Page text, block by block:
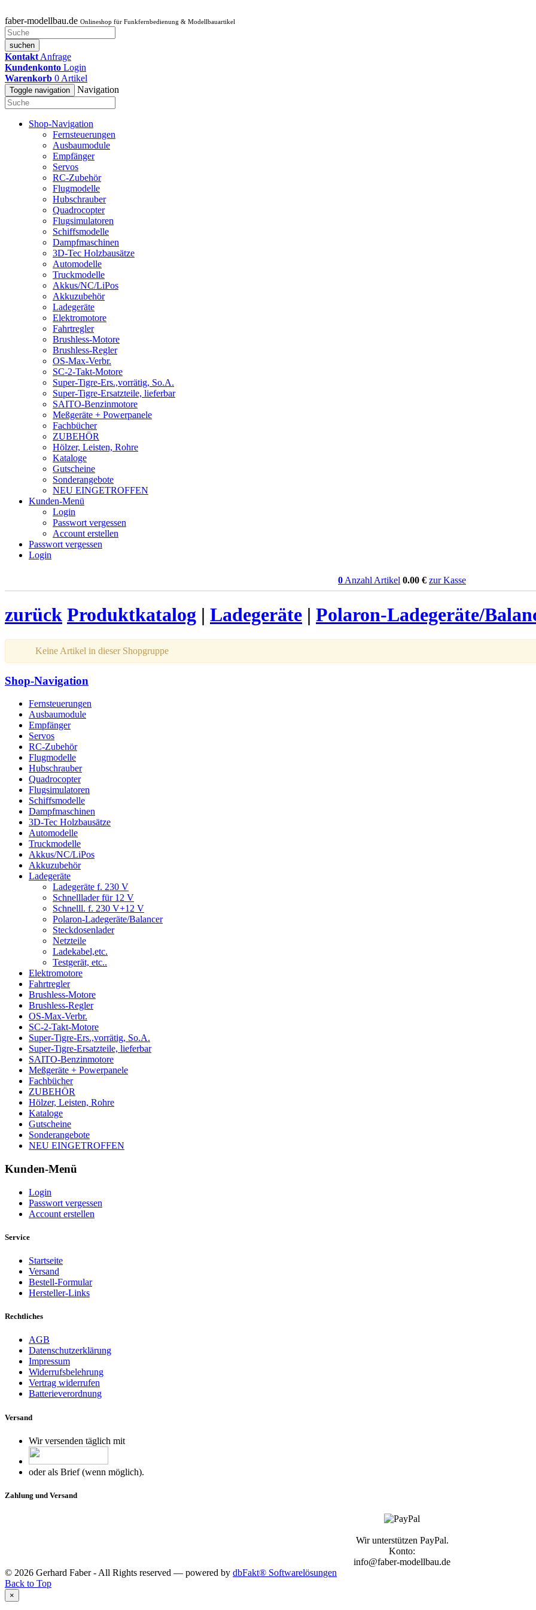
faber-modellbau.de Onlineshop für Funkfernbedienung & Modellbauartikel
suchen
Kontakt Anfrage
Kundenkonto Login
Warenkorb 0 Artikel
Toggle navigation Navigation
Shop-Navigation
Fernsteuerungen
Ausbaumodule
Empfänger
Servos
RC-Zubehör
Flugmodelle
Hubschrauber
Quadrocopter
Flugsimulatoren
Schiffsmodelle
Dampfmaschinen
3D-Tec Holzbausätze
Automodelle
Truckmodelle
Akkus/NC/LiPos
Akkuzubehör
Ladegeräte
Elektromotore
Fahrtregler
Brushless-Motore
Brushless-Regler
OS-Max-Verbr.
SC-2-Takt-Motore
Super-Tigre-Ers.,vorrätig, So.A.
Super-Tigre-Ersatzteile, lieferbar
SAITO-Benzinmotore
Meßgeräte + Powerpanele
Fachbücher
ZUBEHÖR
Hölzer, Leisten, Rohre
Kataloge
Gutscheine
Sonderangebote
NEU EINGETROFFEN
Kunden-Menü
Login
Passwort vergessen
Account erstellen
Passwort vergessen
Login
0 Anzahl Artikel 0.00 € zur Kasse
zurück Produktkatalog | Ladegeräte | Polaron-Ladegeräte/
Keine Artikel in dieser Shopgruppe
Shop-Navigation
Fernsteuerungen
Ausbaumodule
Empfänger
Servos
RC-Zubehör
Flugmodelle
Hubschrauber
Quadrocopter
Flugsimulatoren
Schiffsmodelle
Dampfmaschinen
3D-Tec Holzbausätze
Automodelle
Truckmodelle
Akkus/NC/LiPos
Akkuzubehör
Ladegeräte
Ladegeräte f. 230 V
Schnelllader für 12 V
Schnelll. f. 230 V+12 V
Polaron-Ladegeräte/Balancer
Steckdosenlader
Netzteile
Ladekabel,etc.
Testgerät, etc..
Elektromotore
Fahrtregler
Brushless-Motore
Brushless-Regler
OS-Max-Verbr.
SC-2-Takt-Motore
Super-Tigre-Ers.,vorrätig, So.A.
Super-Tigre-Ersatzteile, lieferbar
SAITO-Benzinmotore
Meßgeräte + Powerpanele
Fachbücher
ZUBEHÖR
Hölzer, Leisten, Rohre
Kataloge
Gutscheine
Sonderangebote
NEU EINGETROFFEN
Kunden-Menü
Login
Passwort vergessen
Account erstellen
Service
Startseite
Versand
Bestell-Formular
Hersteller-Links
Rechtliches
AGB
Datenschutzerklärung
Impressum
Widerrufsbelehrung
Vertrag widerrufen
Batterieverordnung
Versand
Wir versenden täglich mit
oder als Brief (wenn möglich).
Zahlung und Versand
Wir unterstützen PayPal.
Konto:
info@faber-modellbau.de
© 2026 Gerhard Faber - All Rights reserved — powered by dbFakt® Softwarelösungen
Back to Top
×